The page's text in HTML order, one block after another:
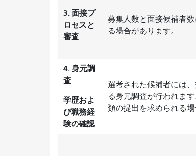
3. 面接プ
ロセスと
審査
募集人数と面接候補者
る場合があります。
4. 身元調
査
学歴およ
び職務経
験の確認
選考された候補者には
る身元調査が行われま
類の提出を求められる